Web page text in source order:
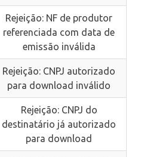
Rejeição: NF de produtor
referenciada com data de
emissão inválida
Rejeição: CNPJ autorizado
para download inválido
Rejeição: CNPJ do
destinatário já autorizado
para download